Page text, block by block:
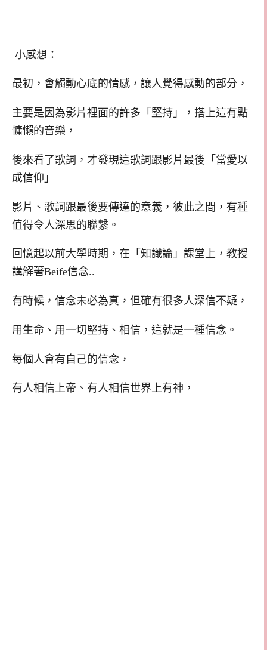
小感想：
最初，會觸動心底的情感，讓人覺得感動的部分，
主要是因為影片裡面的許多「堅持」，搭上這有點
慵懶的音樂，
後來看了歌詞，才發現這歌詞跟影片最後「當愛以
成信仰」
影片、歌詞跟最後要傳達的意義，彼此之間，有種
值得令人深思的聯繫。
回憶起以前大學時期，在「知識論」課堂上，教授
講解著Beife信念..
有時候，信念未必為真，但確有很多人深信不疑，
用生命、用一切堅持、相信，這就是一種信念。
每個人會有自己的信念，
有人相信上帝、有人相信世界上有神，